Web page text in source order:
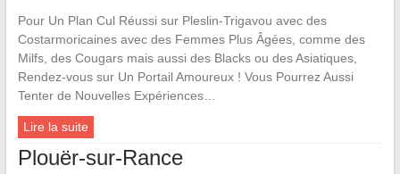
Pour Un Plan Cul Réussi sur Pleslin-Trigavou avec des
Costarmoricaines avec des Femmes Plus Âgées, comme des
Milfs, des Cougars mais aussi des Blacks ou des Asiatiques,
Rendez-vous sur Un Portail Amoureux ! Vous Pourrez Aussi
Tenter de Nouvelles Expériences…
Lire la suite
Plouër-sur-Rance